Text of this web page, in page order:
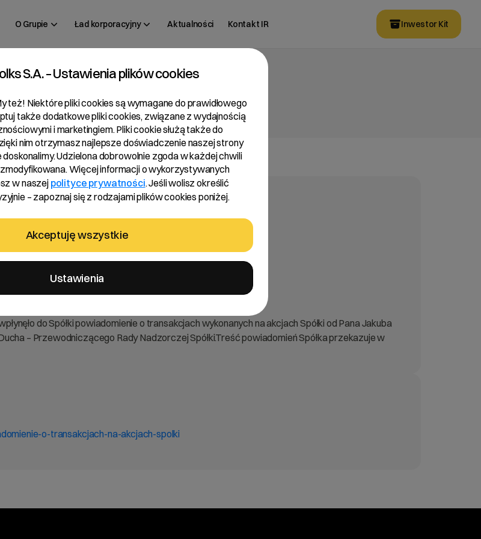
O Grupie Ład korporacyjny Aktualności Kontakt IR Inwestor Kit
osoby pełniące obowiązki zarządcze.
do Spółki powiadomienie o transakcjach wykonanych na akcjach Spółki od Pana Jakuba
– Przewodniczącego Rady Nadzorczej Spółki.Treść powiadomień Spółka przekazuje w
o-transakcjach-na-akcjach-spolki
S.A. – Ustawienia plików cookies
też! Niektóre pliki cookies są wymagane do prawidłowego
także dodatkowe pliki cookies, związane z wydajnością
i marketingiem. Pliki cookie służą także do
nim otrzymasz najlepsze doświadczenie naszej strony
Udzielona dobrowolnie zgoda w każdej chwili
Więcej informacji o wykorzystywanych
w naszejpolityce prywatności. Jeśli wolisz określić
– zapoznaj się z rodzajami plików cookies poniżej.
Akceptuję wszystkie
Ustawienia